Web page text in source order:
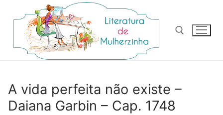
para
conteúdo
A vida perfeita não existe –
Daiana Garbin – Cap. 1748